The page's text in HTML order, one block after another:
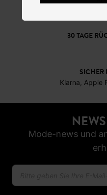
30 TAGE
SICHER
Klarna, Apple
Mode-news und